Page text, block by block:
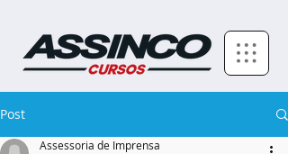
Post
Assessoria de Imprensa